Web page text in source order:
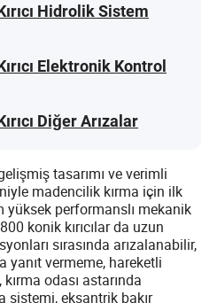
Hidrolik Sistem
Elektronik Kontrol
Diğer Arızalar
tasarımı ve verimli
madencilik kırma için ilk
performanslı mekanik
konik kırıcılar da uzun
sırasında arızalanabilir,
yanıt vermeme, hareketli
odası astarında
sistemi, eksantrik bakır